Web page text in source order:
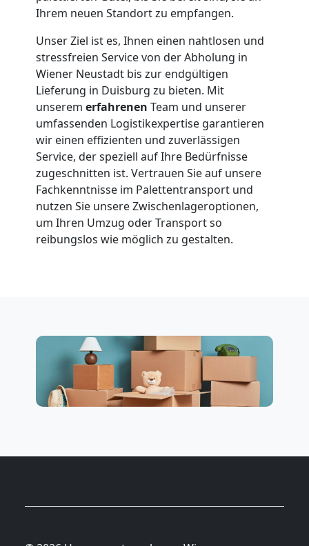
Ihrem neuen Standort zu empfangen.
Unser Ziel ist es, Ihnen einen nahtlosen und
stressfreien Service von der Abholung in
Wiener Neustadt bis zur endgültigen
Lieferung in Duisburg zu bieten. Mit
unserem erfahrenen Team und unserer
umfassenden Logistikexpertise garantieren
wir einen effizienten und zuverlässigen
Service, der speziell auf Ihre Bedürfnisse
zugeschnitten ist. Vertrauen Sie auf unsere
Fachkenntnisse im Palettentransport und
nutzen Sie unsere Zwischenlageroptionen,
um Ihren Umzug oder Transport so
reibungslos wie möglich zu gestalten.
Anfrage
Möbeltransport
National
Möbeltransport
International
Beiladung
Beiladung
International
Umzug
Nationaler